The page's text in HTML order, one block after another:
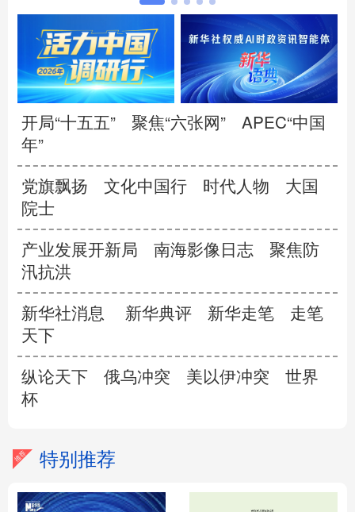
开局“十五五” 聚焦“六张网”
APEC“中国
年”
党旗飘扬 文化中国行 时代人物
大国
院士
产业发展开新局 南海影像日志
聚焦防
汛抗洪
新华社消息 新华典评 新华走笔
走笔
天下
纵论天下 俄乌冲突 美以伊冲突
世界
杯
特别推荐